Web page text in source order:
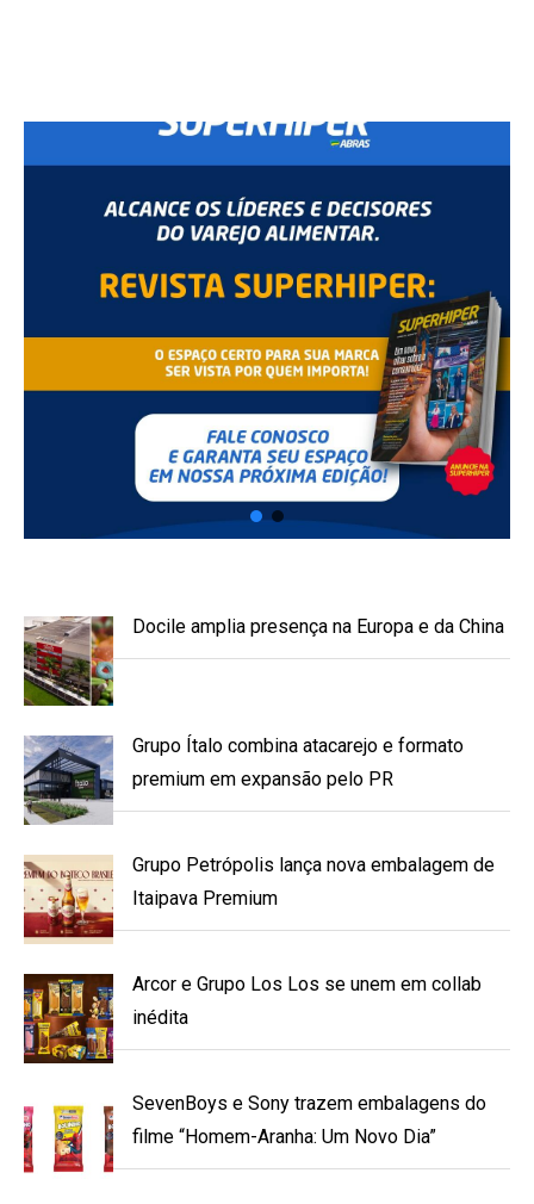
Docile amplia presença na Europa e da China
Grupo Ítalo combina atacarejo e formato
premium em expansão pelo PR
Grupo Petrópolis lança nova embalagem de
Itaipava Premium
Arcor e Grupo Los Los se unem em collab
inédita
SevenBoys e Sony trazem embalagens do
filme “Homem-Aranha: Um Novo Dia”